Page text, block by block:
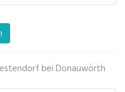
bei Donauwörth